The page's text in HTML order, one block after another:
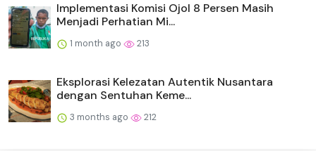
Implementasi Komisi Ojol 8 Persen Masih
Menjadi Perhatian Mi...
1 month ago 213
Eksplorasi Kelezatan Autentik Nusantara
dengan Sentuhan Keme...
3 months ago 212